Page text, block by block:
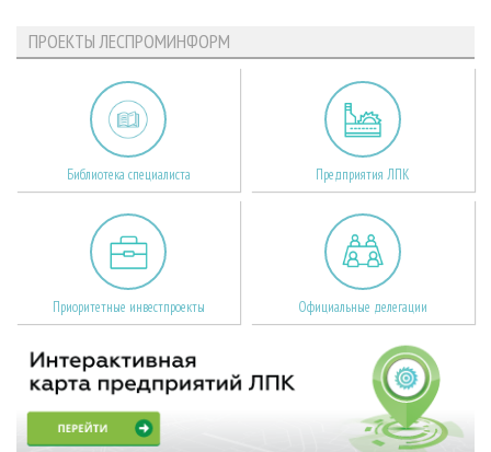
ПРОЕКТЫ ЛЕСПРОМИНФОРМ
Библиотека специалиста Предприятия ЛПК
Приоритетные инвестпроекты Официальные делегации